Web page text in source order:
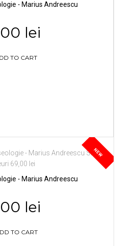
- Marius Andreescu
lei
TO CART
NEW
- Marius Andreescu
lei
TO CART